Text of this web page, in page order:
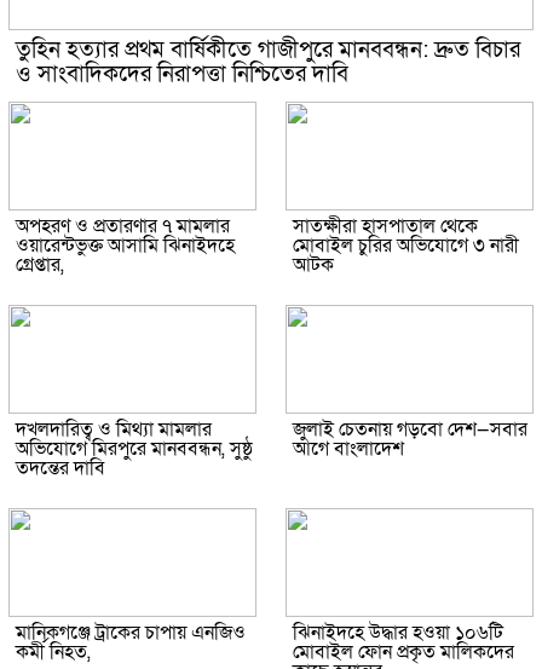
তুহিন হত্যার প্রথম বার্ষিকীতে গাজীপুরে মানববন্ধন: দ্রুত বিচার
ও সাংবাদিকদের নিরাপত্তা নিশ্চিতের দাবি
অপহরণ ও প্রতারণার ৭ মামলার
ওয়ারেন্টভুক্ত আসামি ঝিনাইদহে
গ্রেপ্তার,
সাতক্ষীরা হাসপাতাল থেকে
মোবাইল চুরির অভিযোগে ৩ নারী
আটক
দখলদারিত্ব ও মিথ্যা মামলার
অভিযোগে মিরপুরে মানববন্ধন, সুষ্ঠু
তদন্তের দাবি
জুলাই চেতনায় গড়বো দেশ—সবার
আগে বাংলাদেশ
মানিকগঞ্জে ট্রাকের চাপায় এনজিও
কর্মী নিহত,
ঝিনাইদহে উদ্ধার হওয়া ১০৬টি
মোবাইল ফোন প্রকৃত মালিকদের